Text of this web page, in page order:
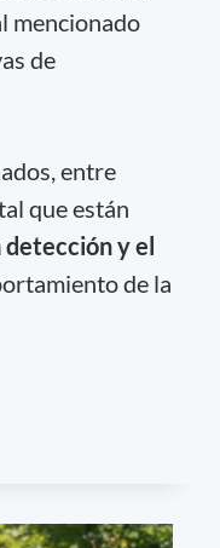
mencionado
de
entre
que están
detección y el
de la